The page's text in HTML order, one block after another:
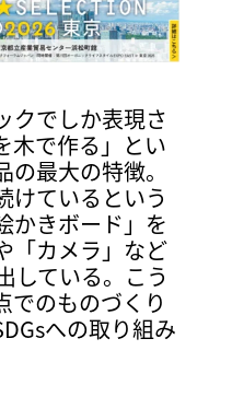
クでしか表現さ
木で作る」とい
最大の特徴。
けているという
かきボード」を
「カメラ」など
している。こう
でのものづくり
への取り組み